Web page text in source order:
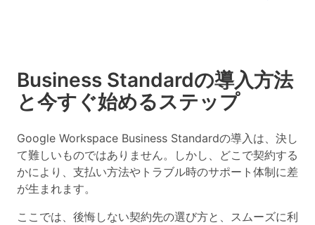
Business Standardの導入方法
と今すぐ始めるステップ
Google Workspace Business Standardの導入は、決し
て難しいものではありません。しかし、どこで契約する
かにより、支払い方法やトラブル時のサポート体制に差
が生まれます。
ここでは、後悔しない契約先の選び方と、スムーズに利